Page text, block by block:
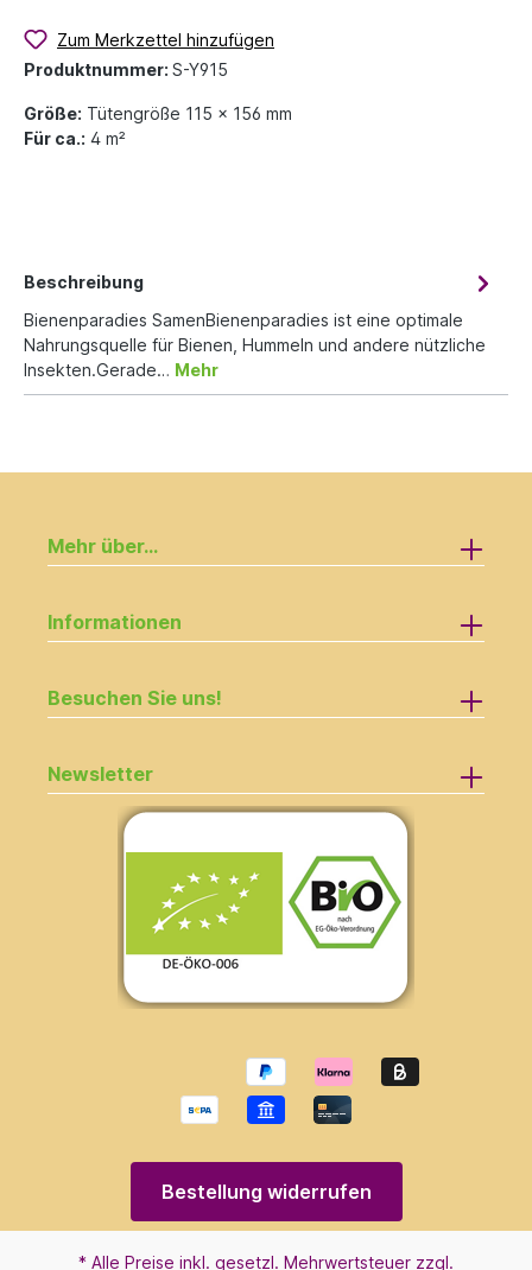
Zum Merkzettel hinzufügen
Produktnummer: S-Y915
Größe: Tütengröße 115 x 156 mm
Für ca.: 4 m²
Beschreibung
Bienenparadies SamenBienenparadies ist eine optimale
Nahrungsquelle für Bienen, Hummeln und andere nützliche
Insekten.Gerade… Mehr
Mehr über...
Informationen
Besuchen Sie uns!
Newsletter
Bestellung widerrufen
* Alle Preise inkl. gesetzl. Mehrwertsteuer zzgl.